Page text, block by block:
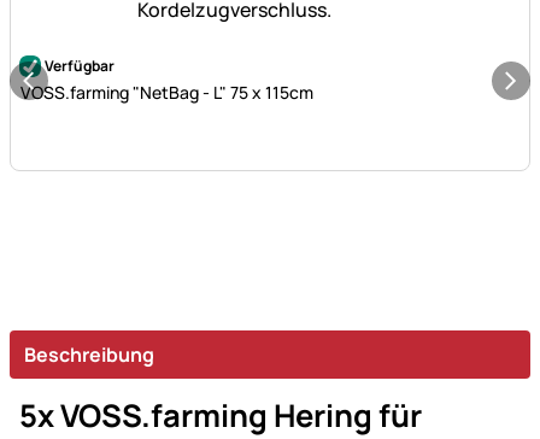
Noch keine Bewertungen abgegeben
Verfügbar
VOSS.farming "NetBag - L" 75 x 115cm
Beschreibung
5x VOSS.farming Hering für